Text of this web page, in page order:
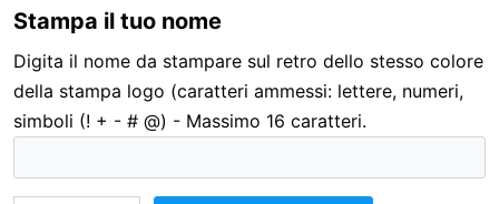
Stampa il tuo nome
Digita il nome da stampare sul retro dello stesso colore
della stampa logo (caratteri ammessi: lettere, numeri,
simboli (! + - # @) - Massimo 16 caratteri.